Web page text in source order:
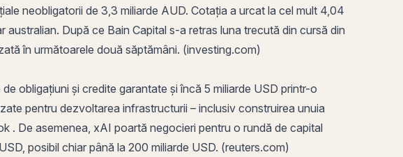
neobligatorii de 3,3 miliarde AUD. Cotația a urcat la cel mult 4,04
După ce Bain Capital s-a retras luna trecută din cursă din
în următoarele două săptămâni. (investing.com)
obligațiuni și credite garantate și încă 5 miliarde USD printr-o
pentru dezvoltarea infrastructurii – inclusiv construirea unuia
. De asemenea, xAI poartă negocieri pentru o rundă de capital
posibil chiar până la 200 miliarde USD. (reuters.com)